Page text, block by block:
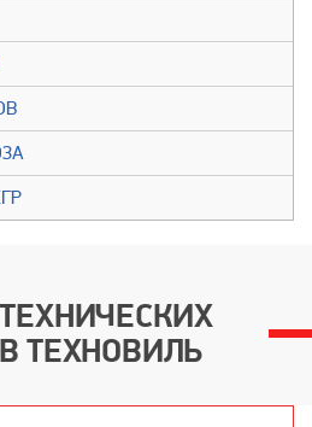
ТЕХНОВИЛЬ